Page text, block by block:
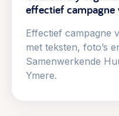
effectief
Effectief campagne
met teksten, foto’s
Samenwerkende
Ymere.